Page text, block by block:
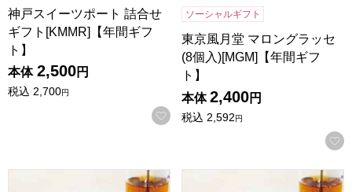
神戸スイーツポート 詰合せ
ギフト[KMMR]【年間ギフ
ト】
本体 2,500円
税込 2,700円
お気に入りに登録する
ソーシャルギフト
東京風月堂 マロングラッセ
(8個入)[MGM]【年間ギフ
ト】
本体 2,400円
税込 2,592円
東京風月堂 マロングラッセ(12個入)[MGL]【年間ギフト】
東京風月堂 マロングラッセ